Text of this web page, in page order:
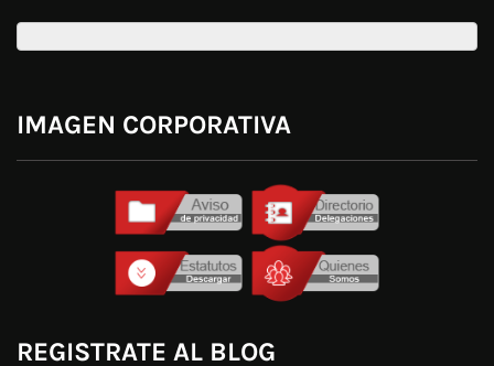
IMAGEN CORPORATIVA
REGISTRATE AL BLOG